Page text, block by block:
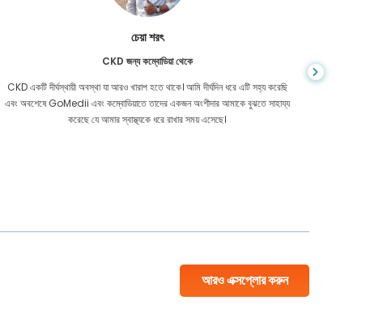
চেয়া শরৎ
CKD জন্য কম্বোডিয়া থেকে
CKD একটি দীর্ঘস্থায়ী অবস্থা যা আরও খারাপ হতে থাকে। আমি দীর্ঘদিন ধরে এটি সহ্য করেছি
এবং অবশেষে GoMedii এবং কম্বোডিয়াতে তাদের একজন অংশীদার আমাকে বুঝতে সাহায্য
করেছে যে আমার স্বাস্থ্যকে ধরে রাখার সময় এসেছে।
আরও এক্সপ্লোর করুন